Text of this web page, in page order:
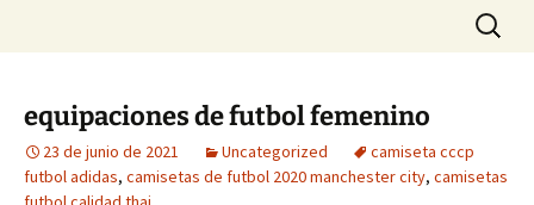
Buscar:
equipaciones de futbol femenino
23 de junio de 2021 Uncategorized
camiseta cccp
futbol adidas, camisetas de futbol 2020 manchester city, camisetas